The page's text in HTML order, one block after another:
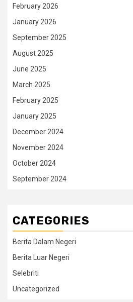
February 2026
January 2026
September 2025
August 2025
June 2025
March 2025
February 2025
January 2025
December 2024
November 2024
October 2024
September 2024
CATEGORIES
Berita Dalam Negeri
Berita Luar Negeri
Selebriti
Uncategorized